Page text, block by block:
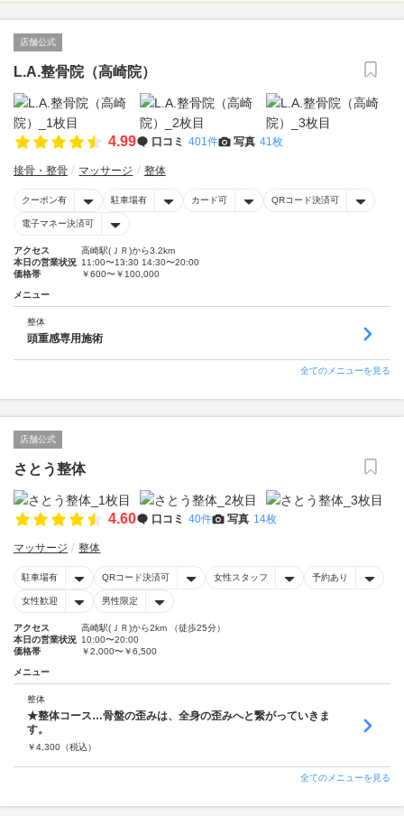
店舗公式
L.A.整骨院（高崎院）
4.99 口コミ 401件 写真 41枚
接骨・整骨 マッサージ 整体
クーポン有 駐車場有 カード可 QRコード決済可
電子マネー決済可
アクセス
高崎駅(ＪＲ)から3.2km
本日の営業状況 11:00〜13:30 14:30〜20:00
価格帯
￥600〜￥100,000
メニュー
整体
頭重感専用施術
全てのメニューを見る
店舗公式
さとう整体
4.60 口コミ 40件 写真 14枚
マッサージ 整体
駐車場有 QRコード決済可 女性スタッフ 予約あり
女性歓迎 男性限定
アクセス
高崎駅(ＪＲ)から2km （徒歩25分）
本日の営業状況 10:00〜20:00
価格帯
￥2,000〜￥6,500
メニュー
整体
★整体コース…骨盤の歪みは、全身の歪みへと繋がっていきま
す。
￥4,300 （税込）
全てのメニューを見る